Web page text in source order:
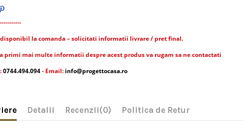
disponibil la comanda – solicitati informatii livrare / pret final.
primi mai multe informatii despre acest produs va rugam sa ne contactati
0744.494.094- Email: info@progettocasa.ro
Detalii Recenzii(0) Politica de Retur